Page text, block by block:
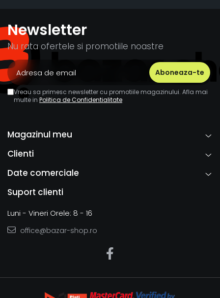
Newsletter
Nu rata ofertele si promotiile noastre
Vreau sa primesc newsletter cu promotiile magazinului. Afla mai
multe in Politica de Confidentialitate
Magazinul meu
Clienti
Date comerciale
Suport clienti
Luni - Vineri Orele: 8 - 16
office@bazar-shop.ro